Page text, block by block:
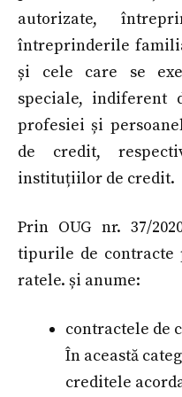
autorizate,
întreprinderile
și cele care se
speciale, indiferent
profesiei și
de credit,
instituțiilor de credit.
Prin OUG nr. 37/
tipurile de contracte
ratele. și anume:
contractele de
În această
creditele